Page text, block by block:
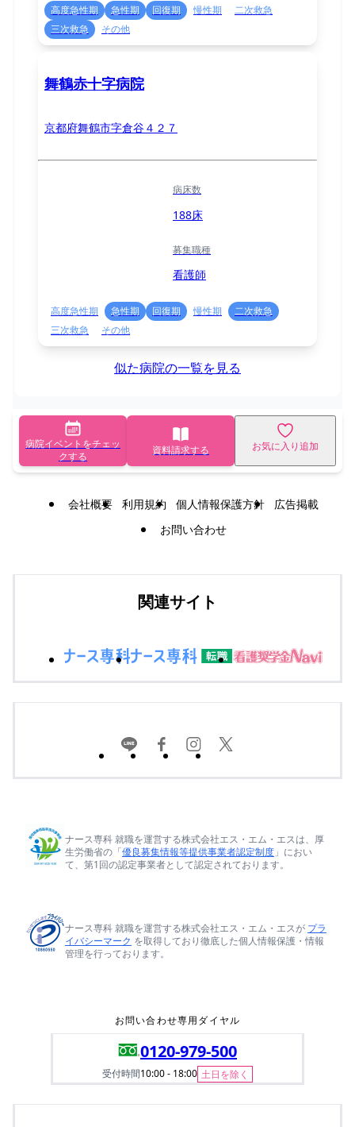
高度急性期 急性期 回復期 慢性期
二次救急
三次救急
その他
舞鶴赤十字病院
京都府舞鶴市字倉谷４２７
病床数
188床
募集職種
看護師
高度急性期 急性期 回復期 慢性期
二次救急
三次救急
その他
似た病院の一覧を見る
病院イベントをチェッ
クする
資料請求する お気に入り追加
会社概要 利用規約 個人情報保護方針
広告掲載
お問い合わせ
関連サイト
ナース専科 就職を運営する株式会社エス・エム・エスは、厚
生労働省の「優良募集情報等提供事業者認定制度 」におい
て、第1回の認定事業者として認定されております。
ナース専科 就職を運営する株式会社エス・エム・エスが プラ
イバシーマーク を取得しており徹底した個人情報保護・情報
管理を行っております。
お問い合わせ専用ダイヤル
0120-979-500
受付時間10:00 - 18:00 土日を除く